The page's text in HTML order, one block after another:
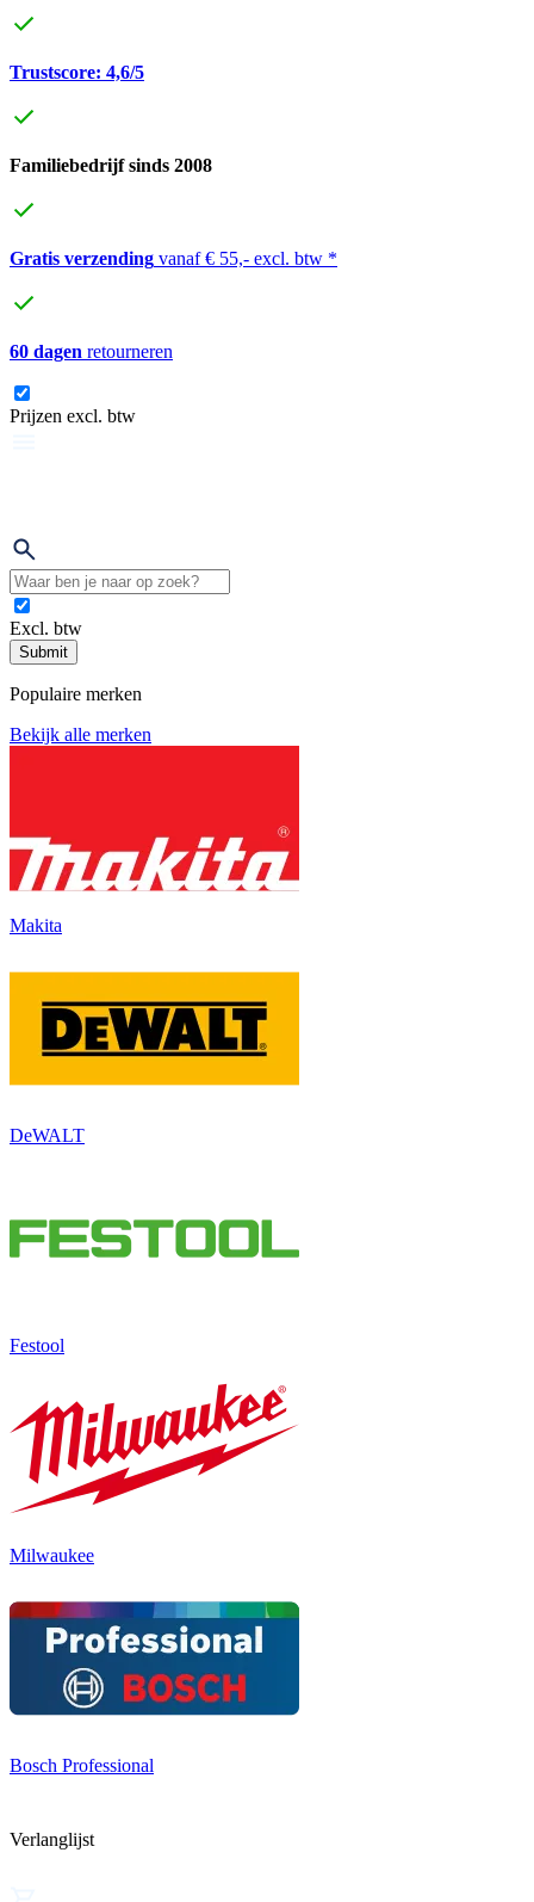
Trustscore: 4,6/5
Familiebedrijf sinds 2008
Gratis verzending vanaf € 55,- excl. btw *
60 dagen retourneren
Prijzen excl. btw
Excl. btw
Submit
Populaire merken
Bekijk alle merken
Makita
DeWALT
Festool
Milwaukee
Bosch Professional
Verlanglijst